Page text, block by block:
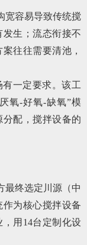
宽容易导致传统搅
生；流态衔接不
往往需要清池，
一定要求。该工
氧-好氧-缺氧”模
配，搅拌设备的
最终选定川源（中
为核心搅拌设备
用14台定制化设